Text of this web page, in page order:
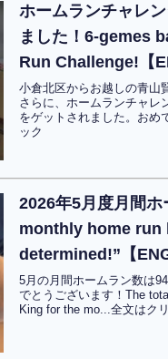
ホームランチャレ
ました！6-gemes
Run Challenge!【
小倉北区からお越しの青山
さらに、ホームランチャレ
をゲットされました。おめ
ック
2026年5月度月間
monthly home run
determined!”【
5月の月間ホームラン数は
でとうございます！The
King for the mo...全文はク